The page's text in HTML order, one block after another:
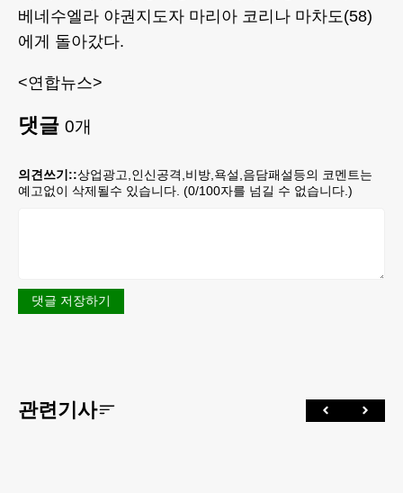
베네수엘라 야권지도자 마리아 코리나 마차도(58)
에게 돌아갔다.
<연합뉴스>
댓글 0개
의견쓰기::상업광고,인신공격,비방,욕설,음담패설등의 코멘트는
예고없이 삭제될수 있습니다. (0/100자를 넘길 수 없습니다.)
댓글 저장하기
관련기사